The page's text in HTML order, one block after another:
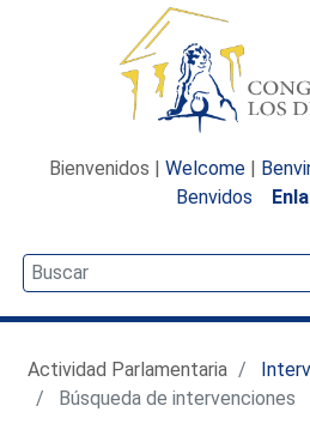
Bienvenidos | Welcome |
Benvidos
Actividad Parlamentaria
Búsqueda de intervenciones